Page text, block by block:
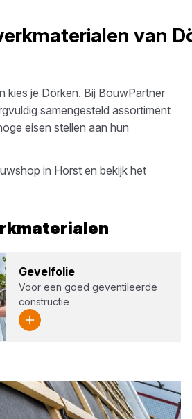
van
kies je Dörken. Bij BouwPartner
samengesteld assortiment
eisen stellen aan hun
in Horst en bekijk het
Gevelf­olie
Voor een goed geventileerde
constructie